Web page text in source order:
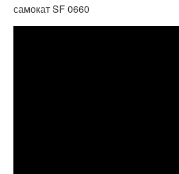
самокат SF 0660